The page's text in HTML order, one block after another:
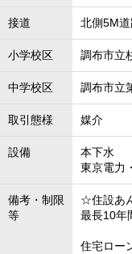
接道 北側5M
小学校区 調布市立
中学校区 調布市立
取引態様 媒介
設備
本下水
東京電力
備考・制限
等
☆住設あ
最長10年
住宅ロー